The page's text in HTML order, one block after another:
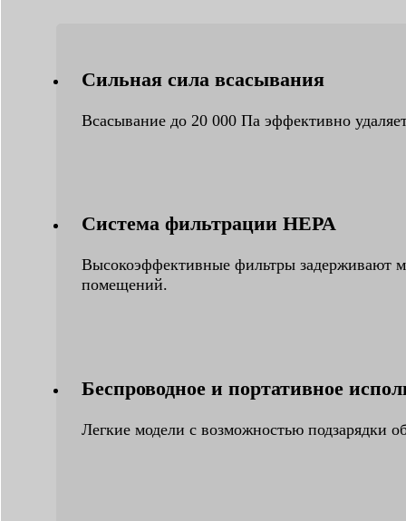
Сильная сила всасывания
Всасывание до 20 000 Па эффективно
Система фильтрации HEPA
Высокоэффективные фильтры задерживают
помещений.
Беспроводное и портативное
Легкие модели с возможностью подзарядки